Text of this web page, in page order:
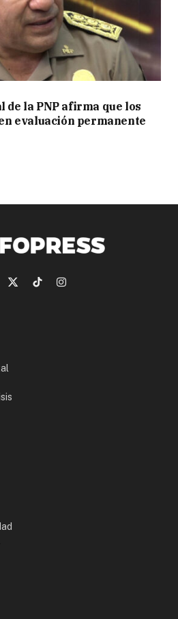
de la PNP afirma que los
evaluación permanente
X
TikTokInstagram